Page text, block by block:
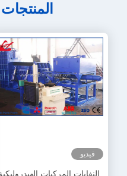
فيديو
النفايات المركبات الهيدروليكية